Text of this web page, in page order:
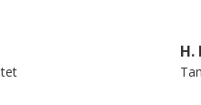
were analyzed
of PP. The
with a view to high
H.